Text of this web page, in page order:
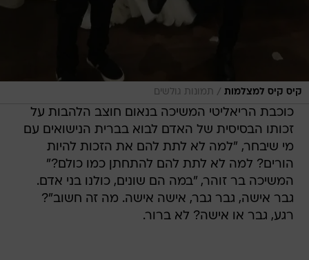
קיס קיס למצלמות / תמונות גולשים
כוכבת הריאליטי המשיכה בנאום חוצב הלהבות על
זכותו הבסיסית של האדם לבוא בברית הנישואים עם
מי שיבחר, "למה לא לתת להם את הזכות להיות
הורים? למה לא לתת להם להתחתן כמו כולם?"
המשיכה בר זוהר, "במה הם שונים, כולנו בני אדם.
גבר אישה, גבר גבר, אישה אישה. מה זה חשוב"?
רגע, גבר או אישה? לא ברור.